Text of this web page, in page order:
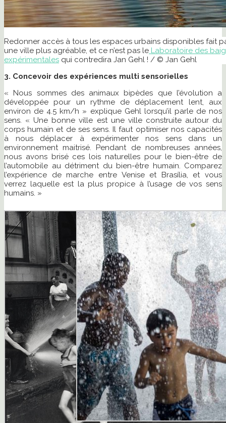
Redonner accès à tous les espaces urbains disponibles fait
une ville plus agréable, et ce n’est pas le Laboratoire des
expérimentales qui contredira Jan Gehl ! / © Jan Gehl
3. Concevoir des expériences multi sensorielles
« Nous sommes des animaux bipèdes que l’évolution a
développée pour un rythme de déplacement lent, aux
environ de 4.5 km/h » explique Gehl lorsqu’il parle de nos
sens. « Une bonne ville est une ville construite autour du
corps humain et de ses sens. Il faut optimiser nos capacités
à nous déplacer à expérimenter nos sens dans un
environnement maitrisé. Pendant de nombreuses années,
nous avons brisé ces lois naturelles pour le bien-être de
l’automobile au détriment du bien-être humain. Comparez
l’expérience de marche entre Venise et Brasília, et vous
verrez laquelle est la plus propice à l’usage de vos sens
humains. »